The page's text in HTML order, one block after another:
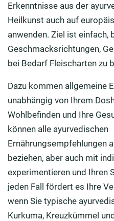
Erkenntnisse aus der
Heilkunst auch auf
anwenden. Ziel ist einfach,
Geschmacksrichtungen,
bei Bedarf Fleischarten zu b
Dazu kommen allgemeine
unabhängig von Ihrem
Wohlbefinden und Ihre
können alle ayurvedischen
Ernährungsempfehlungen
beziehen, aber auch mit
experimentieren und Ihren
jeden Fall fördert es Ihre
wenn Sie typische
Kurkuma, Kreuzkümmel